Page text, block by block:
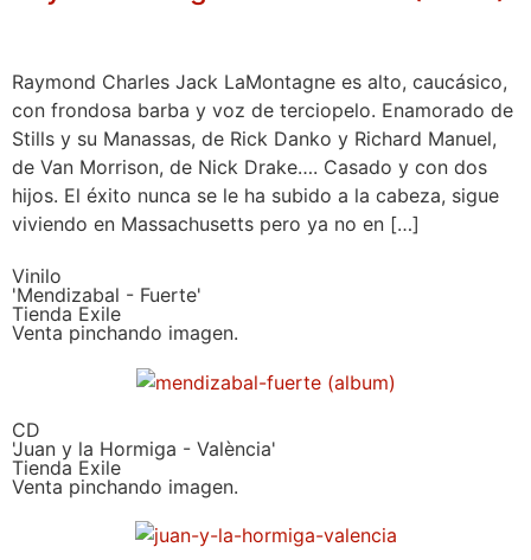
Raymond Charles Jack LaMontagne es alto, caucásico,
con frondosa barba y voz de terciopelo. Enamorado de
Stills y su Manassas, de Rick Danko y Richard Manuel,
de Van Morrison, de Nick Drake…. Casado y con dos
hijos. El éxito nunca se le ha subido a la cabeza, sigue
viviendo en Massachusetts pero ya no en […]
Vinilo
'Mendizabal - Fuerte'
Tienda Exile
Venta pinchando imagen.
CD
'Juan y la Hormiga - València'
Tienda Exile
Venta pinchando imagen.